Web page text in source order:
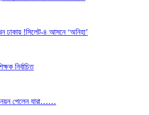
ঢাকায় !সিলেট-৪ আসনে ‘অনিহা’
নির্বাচিত
পেলেন যারা……